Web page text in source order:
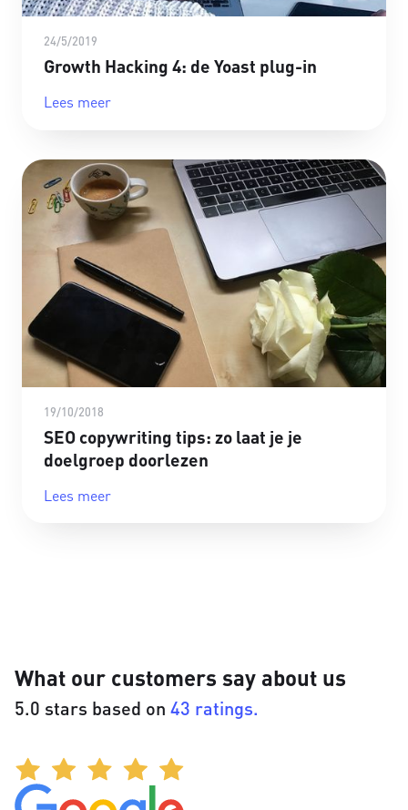
24/5/2019
Growth Hacking 4: de Yoast plug-in
Lees meer
19/10/2018
SEO copywriting tips: zo laat je je
doelgroep doorlezen
Lees meer
What our customers say about us
5.0 stars based on 43 ratings.